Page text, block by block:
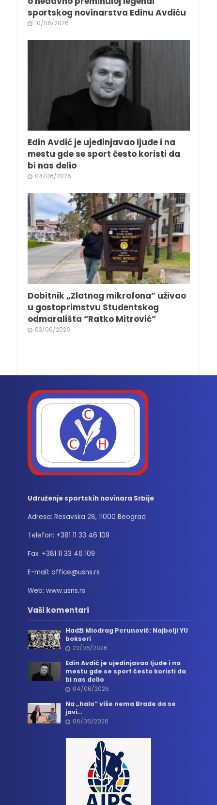
sportskog novinarstva Edinu Avdiću
10/06/2026
Edin Avdić je ujedinjavao ljude i na
mestu gde se sport često koristi da
bi nas delio
04/06/2026
Dobitnik „Zlatnog mikrofona” uživao
u gostoprimstvu Studentskog
odmarališta “Ratko Mitrović”
03/06/2026
Udruženje sportskih novinara Srbije
Adresa: Resavska 28, 11000 Beograd
Telefon: +381 11 33 46 109
Fax: +381 11 33 46 109
E-mail: office@usns.rs
Web: www.usns.rs
Vaši komentari
Hadži Miodrag Perunović: Najbolji YU
bokseri
23/06/2026
Edin Avdić je ujedinjavao ljude i na
mestu gde se sport često koristi da
bi nas delio
04/06/2026
Na „halo“ više nema Brade da se
javi…
06/05/2026